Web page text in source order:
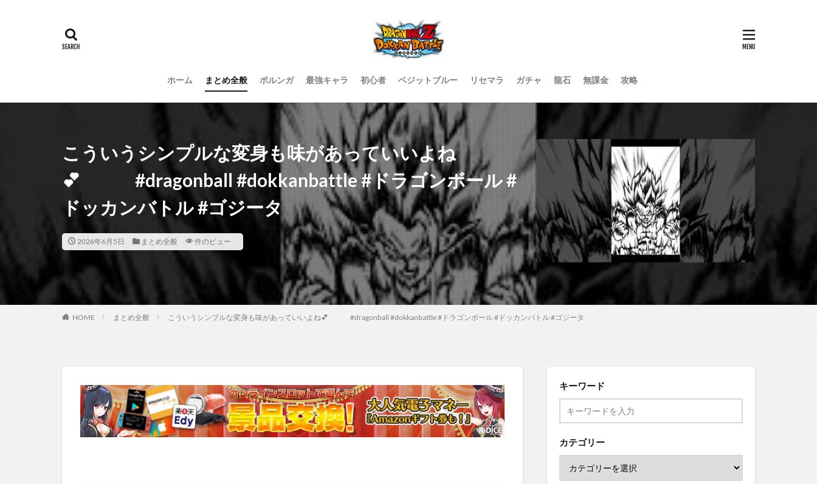
ホーム まとめ全般 ポルンガ 最強キャラ 初心者 ベジットブルー リセマラ ガチャ 龍石 無課金 攻略
こういうシンプルな変身も味があっていいよね
💕 #dragonball #dokkanbattle #ドラゴンボール #
ドッカンバトル #ゴジータ
2026年6月5日 まとめ全般 件のビュー
HOME まとめ全般 こういうシンプルな変身も味があっていいよね💕 #dragonball #dokkanbattle #ドラゴンボール #ドッカンバトル #ゴジータ
キーワード
カテゴリー